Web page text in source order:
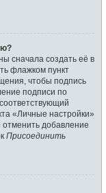
сначала создать её в
флажком пункт
чтобы подпись
подписи по
«Личные настройки»
добавление
Присоединить